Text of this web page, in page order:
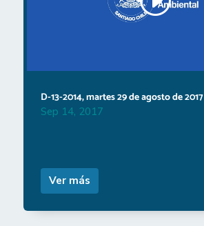
D-13-2014, martes 29 de agosto de 2017
Sep 14, 2017
Ver más